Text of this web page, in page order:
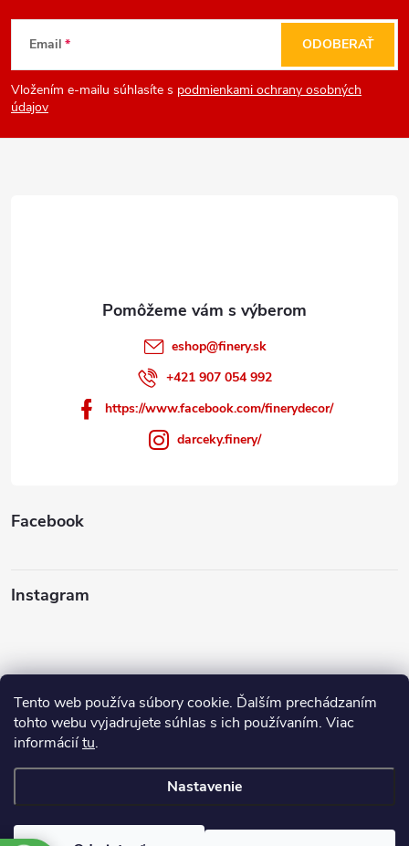
Tento web používa súbory cookie. Ďalším prechádzaním
tohto webu vyjadrujete súhlas s ich používaním. Viac
informáciítu.
Nastavenie
Z
á
p
Email
Vložením e-mailu súhlasíte s podmienkami ochrany osobných
údajov
ODOBERAŤ
eshop@finery.sk
+421 907 054 992
https://www.facebook.com/finerydecor/
darceky.finery/
Facebook
Instagram
Sledovať na Instagrame
Ako nakupovať
FINERY I darčeky. Všetky práva vyhradené.